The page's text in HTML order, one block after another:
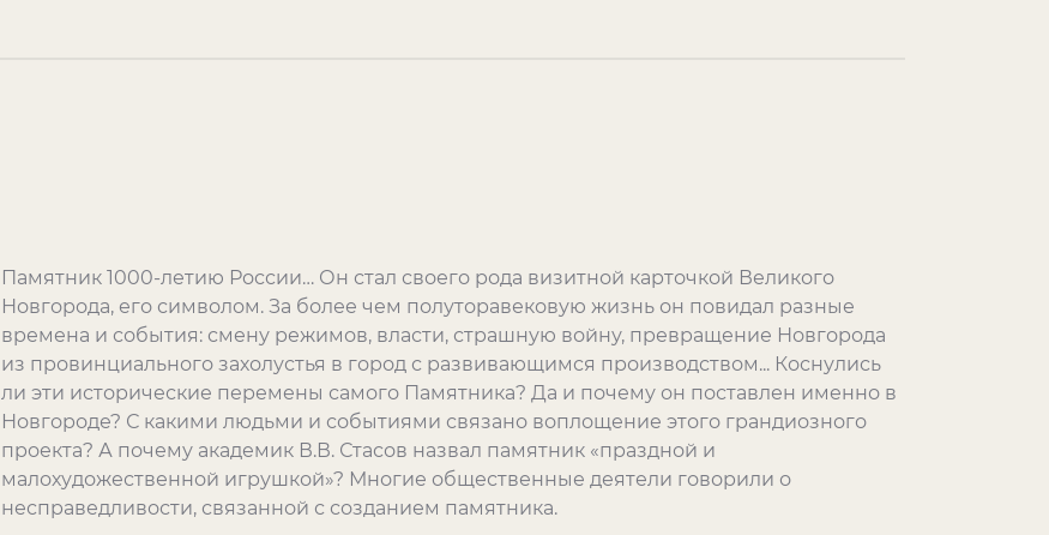
Памятник 1000-летию России… Он стал своего рода визитной карточкой Великого
Новгорода, его символом. За более чем полуторавековую жизнь он повидал разные
времена и события: смену режимов, власти, страшную войну, превращение Новгорода
из провинциального захолустья в город с развивающимся производством... Коснулись
ли эти исторические перемены самого Памятника? Да и почему он поставлен именно в
Новгороде? С какими людьми и событиями связано воплощение этого грандиозного
проекта? А почему академик В.В. Стасов назвал памятник «праздной и
малохудожественной игрушкой»? Многие общественные деятели говорили о
несправедливости, связанной с созданием памятника.